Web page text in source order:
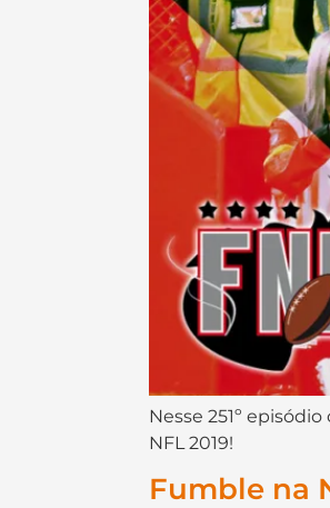
Nesse 251º
NFL 2019!
Fumble na